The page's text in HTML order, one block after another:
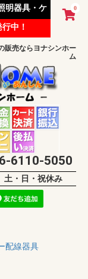
0
明器具・ケ
す。
中！
販売ならヨナシンホー
ム
6110-5050
・日・祝休み
配線器具